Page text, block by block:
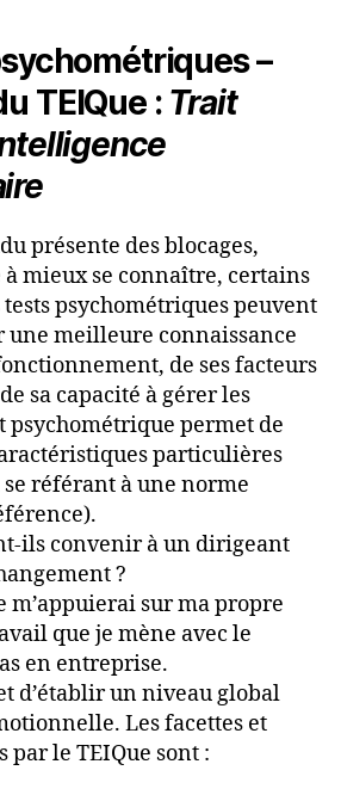
–
TEIQue : Trait
présente des blocages,
mieux se connaître, certains
psychométriques peuvent
une meilleure connaissance
de ses facteurs
sa capacité à gérer les
psychométrique permet de
particulières
référant à une norme
ils convenir à un dirigeant
?
m’appuierai sur ma propre
que je mène avec le
en entreprise.
d’établir un niveau global
Les facettes et
par le TEIQue sont :